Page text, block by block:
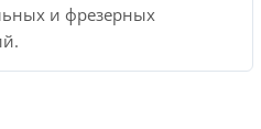
и фрезерных